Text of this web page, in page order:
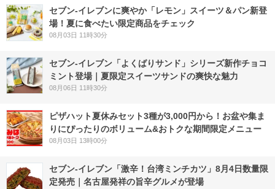
セブン‐イレブンに爽やか「レモン」スイーツ＆パン新登
場！夏に食べたい限定商品をチェック
08月03日 11時30分
セブン‐イレブン「よくばりサンド」シリーズ新作チョコ
ミント登場｜夏限定スイーツサンドの爽快な魅力
08月06日 11時30分
ピザハット夏休みセット3種が3,000円から！お盆や集ま
りにぴったりのボリューム&おトクな期間限定メニュー
08月03日 13時00分
セブン-イレブン「激辛！台湾ミンチカツ」8月4日数量限
定発売｜名古屋発祥の旨辛グルメが登場